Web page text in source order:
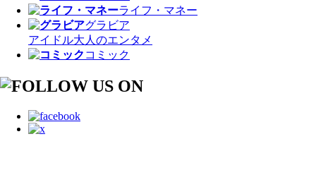
ライフ・マネー
グラビア
アイドル大人のエンタメ
コミック